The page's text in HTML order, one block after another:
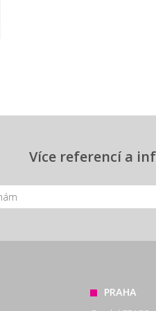
Více referencí a
PRAHA